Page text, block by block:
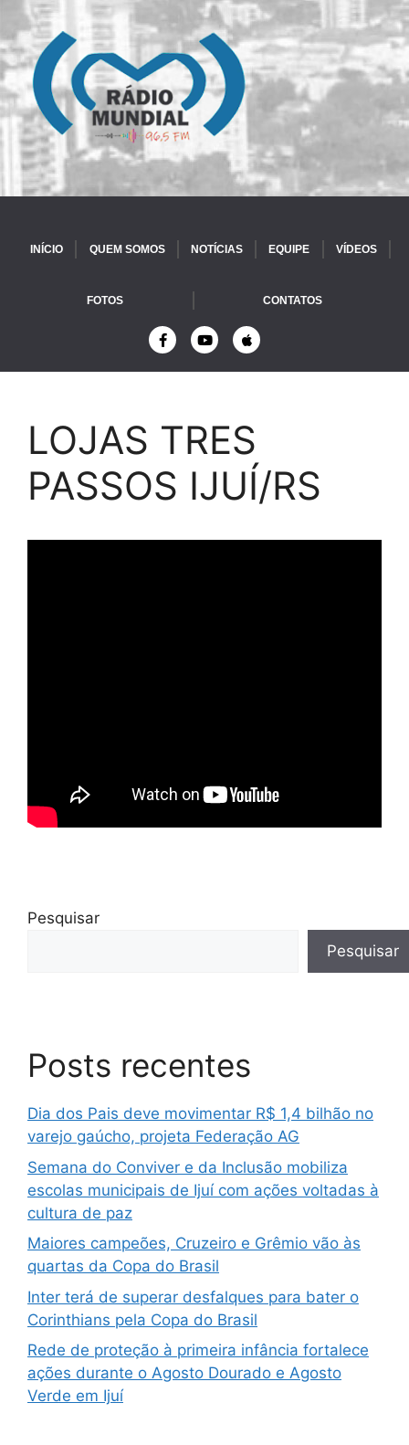
INÍCIO QUEM SOMOS NOTÍCIAS EQUIPE VÍDEOS
FOTOS CONTATOS
LOJAS TRES
PASSOS IJUÍ/RS
Pesquisar
Pesquisar
Posts recentes
Dia dos Pais deve movimentar R$ 1,4 bilhão no
varejo gaúcho, projeta Federação AG
Semana do Conviver e da Inclusão mobiliza
escolas municipais de Ijuí com ações voltadas à
cultura de paz
Maiores campeões, Cruzeiro e Grêmio vão às
quartas da Copa do Brasil
Inter terá de superar desfalques para bater o
Corinthians pela Copa do Brasil
Rede de proteção à primeira infância fortalece
ações durante o Agosto Dourado e Agosto
Verde em Ijuí